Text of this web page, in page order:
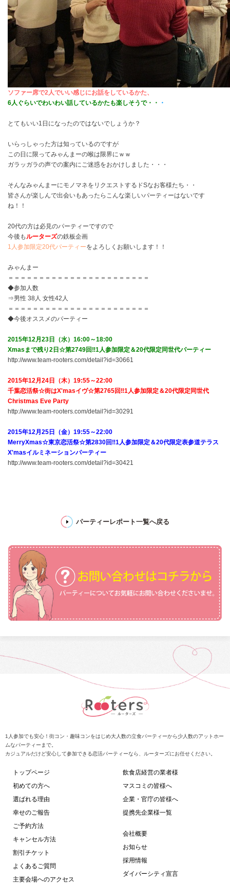
ソファー席で2人でいい感じにお話をしているかた、
6人ぐらいでわいわい話しているかたも楽しそうで・・
・
とてもいい1日になったのではないでしょうか？
いらっしゃった方は知っているのですが
この日に限ってみゃんまーの喉は限界にｗｗ
ガラッガラの声での案内にご迷惑をおかけしました・・・
そんなみゃんまーにモノマネをリクエストするドSなお客様たち・・
皆さんが楽しんで出会いもあったらこんな楽しいパーティーはないです
ね！！
20代の方は必見のパーティーですので
今後もルーターズの鉄板企画
1人参加限定20代パーティーをよろしくお願いします！！
みゃんまー
＝＝＝＝＝＝＝＝＝＝＝＝＝＝＝＝＝＝＝＝＝＝＝
◆参加人数
⇒男性 38人 女性42人
＝＝＝＝＝＝＝＝＝＝＝＝＝＝＝＝＝＝＝＝＝＝＝
◆今後オススメのパーティー
2015年12月23日（水） 16:00～18:00
Xmasまで残り2日☆第2749回‼1人参加限定＆20代限定同世代パーティー
http://www.team-rooters.com/detail?id=30661
2015年12月24日（木） 19:55～22:00
千葉恋活祭☆街はX'masイヴ☆第2765回‼1人参加限定＆20代限定同世代
Christmas Eve Party
http://www.team-rooters.com/detail?id=30291
2015年12月25日（金）19:55～22:00
MerryXmas☆東京恋活祭☆第2830回‼1人参加限定＆20代限定表参道テラス
X'masイルミネーションパーティー
http://www.team-rooters.com/detail?id=30421
パーティーレポート一覧へ戻る
1人参加でも安心！街コン・趣味コンをはじめ大人数の立食パーティーから少人数のアットホー
ムなパーティーまで。
カジュアルだけど安心して参加できる恋活パーティーなら、ルーターズにお任せください。
トップページ
初めての方へ
選ばれる理由
幸せのご報告
ご予約方法
キャンセル方法
割引チケット
よくあるご質問
主要会場へのアクセス
飲食店経営の業者様
マスコミの皆様へ
企業・官庁の皆様へ
提携先企業様一覧
会社概要
お知らせ
採用情報
ダイバーシティ宣言